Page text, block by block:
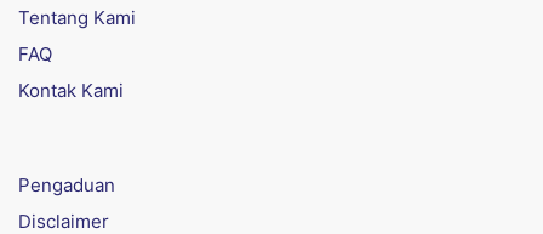
Tentang Kami
FAQ
Kontak Kami
Pengaduan
Disclaimer